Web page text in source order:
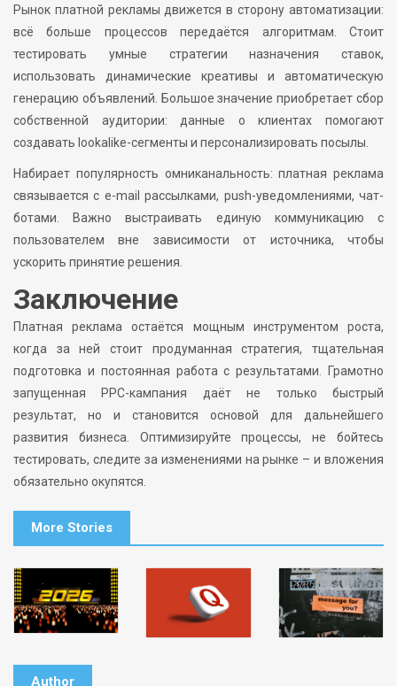
Рынок платной рекламы движется в сторону автоматизации:
всё больше процессов передаётся алгоритмам. Стоит
тестировать умные стратегии назначения ставок,
использовать динамические креативы и автоматическую
генерацию объявлений. Большое значение приобретает сбор
собственной аудитории: данные о клиентах помогают
создавать lookalike-сегменты и персонализировать посылы.
Набирает популярность омниканальность: платная реклама
связывается с e-mail рассылками, push-уведомлениями, чат-
ботами. Важно выстраивать единую коммуникацию с
пользователем вне зависимости от источника, чтобы
ускорить принятие решения.
Заключение
Платная реклама остаётся мощным инструментом роста,
когда за ней стоит продуманная стратегия, тщательная
подготовка и постоянная работа с результатами. Грамотно
запущенная PPC-кампания даёт не только быстрый
результат, но и становится основой для дальнейшего
развития бизнеса. Оптимизируйте процессы, не бойтесь
тестировать, следите за изменениями на рынке – и вложения
обязательно окупятся.
More Stories
Author